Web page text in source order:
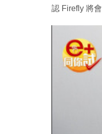
認 Firefly 將